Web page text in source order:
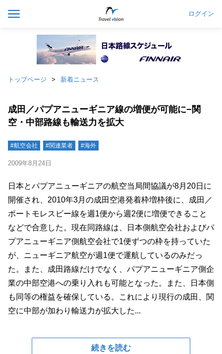
ログイン
トップページ 新着ニュース
成田／パプアニューギニア線の増便が可能に−関
空・中部路線も輸送力を拡大
#航空会社 #関連業者 #海外
2009年8月24日
日本とパプアニューギニアの航空当局間協議が8月20日に
開催され、2010年3月の成田空港発着枠増枠後に、成田／
ポートモレスビー線を週1便から週2便に増便できること
などで合意した。現在同路線は、日本側航空会社およびパ
プアニューギニア側航空会社で1便ずつの枠を持っていた
が、ニューギニア航空が週1便で運航しているのみだっ
た。また、成田路線だけでなく、パプアニューギニア側企
業の中部空港への乗り入れも可能となった。また、日本側
も同等の権益を確保している。これにより現行の成田、関
空に中部が加わり輸送力が拡大した...
続きを読む